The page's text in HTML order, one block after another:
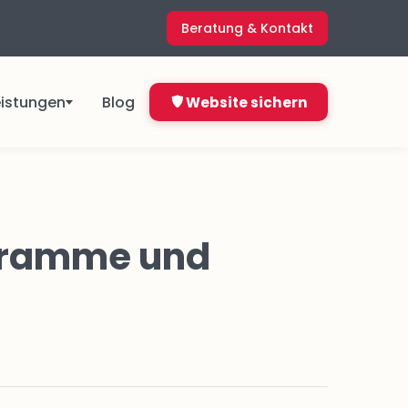
Beratung & Kontakt
Blog
4,99 €
pro Monat
Website sichern
und